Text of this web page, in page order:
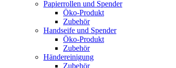
Papierrollen und Spender
Öko-Produkt
Zubehör
Handseife und Spender
Öko-Produkt
Zubehör
Händereinigung
Zubehör